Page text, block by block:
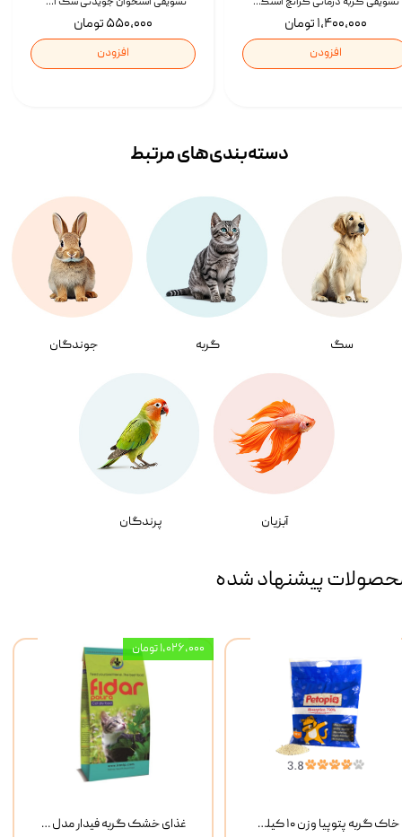
۵۵۰,۰۰۰ تومان
افزودن
۱,۴۰۰,۰۰۰ تومان
افزودن
سگ گربه جوندگان
آبزیان پرندگان
دسته‌بندی‌‌های مرتبط
پیشنهاد شده
غذای خشک گربه فیدار مدل Adult وزن 10 کیلوگرم
۱,۰۲۶,۰۰۰ تومان
خاک گربه پتوپیا وزن ۱۰ کیلوگرم